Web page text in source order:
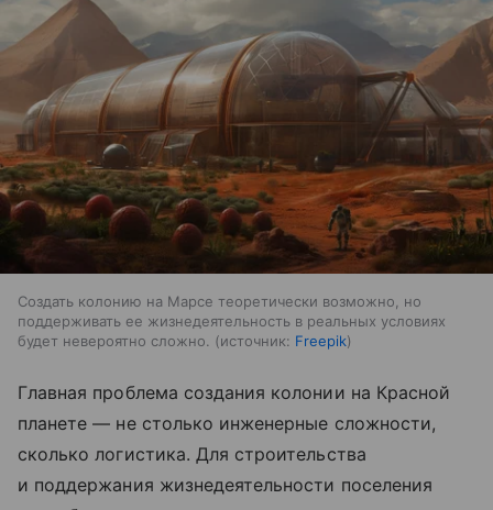
Создать колонию на Марсе теоретически возможно, но
поддерживать ее жизнедеятельность в реальных условиях
будет невероятно сложно.
источник: Freepik
Главная проблема создания колонии на Красной
планете — не столько инженерные сложности,
сколько логистика. Для строительства
и поддержания жизнедеятельности поселения